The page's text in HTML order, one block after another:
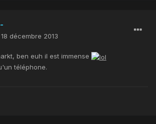
décembre 2013
ben euh il est immense
téléphone.